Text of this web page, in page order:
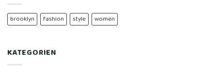
brooklyn fashion style women
KATEGORIEN